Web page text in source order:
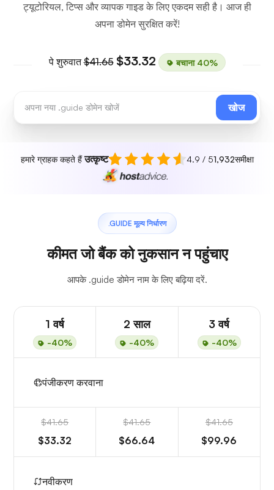
ट्यूटोरियल, टिप्स और व्यापक गाइड के लिए एकदम सही है। आज ही
अपना डोमेन सुरक्षित करें!
पे शुरुवात$41.65 $33.32 बचाना 40%
खोज
हमारे ग्राहक कहते हैंउत्कृष्ट 4.9 / 51,932समीक्षा
.GUIDE मूल्य निर्धारण
कीमत जो बैंक को नुकसान न पहुंचाए
आपके .guide डोमेन नाम के लिए बढ़िया दरें.
1 वर्ष
-40%
2 साल
-40%
3 वर्ष
-40%
पंजीकरण करवाना
$41.65
$33.32
$41.65
$66.64
$41.65
$99.96
नवीकरण